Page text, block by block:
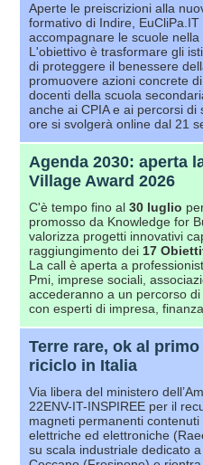
Aperte le preiscrizioni alla
formativo di Indire,
accompagnare le scuole
L'obiettivo è trasformare gli
di proteggere il benessere
promuovere azioni concrete
docenti della scuola
anche ai CPIA e ai percorsi
ore si svolgerà online dal 21
Agenda 2030: aperta
Village Award 2026
C'è tempo fino al 30 luglio
promosso da Knowledge for
valorizza progetti innovativi
raggiungimento dei 17
La call è aperta a
Pmi, imprese sociali,
accederanno a un percorso di
con esperti di impresa,
Terre rare, ok al
riciclo in Italia
Via libera del ministero
22ENV-IT-INSPIREE per il
magneti permanenti
elettriche ed elettroniche
su scala industriale dedicato